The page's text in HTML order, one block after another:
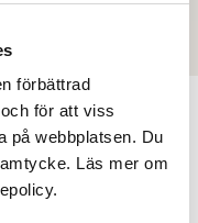
förbättrad
för att viss
på webbplatsen. Du
Läs mer om